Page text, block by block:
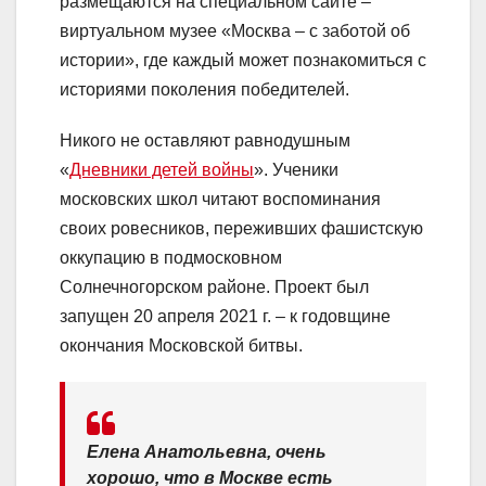
виртуальном музее «Москва – с заботой об
истории», где каждый может познакомиться с
историями поколения победителей.
Никого не оставляют равнодушным
«Дневники детей войны». Ученики
московских школ читают воспоминания
своих ровесников, переживших фашистскую
оккупацию в подмосковном
Солнечногорском районе. Проект был
запущен 20 апреля 2021 г. – к годовщине
окончания Московской битвы.
Елена Анатольевна, очень
хорошо, что в Москве есть